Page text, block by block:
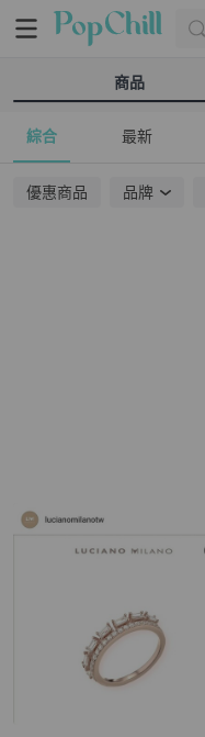
商品
綜合 最新
優惠商品 品牌